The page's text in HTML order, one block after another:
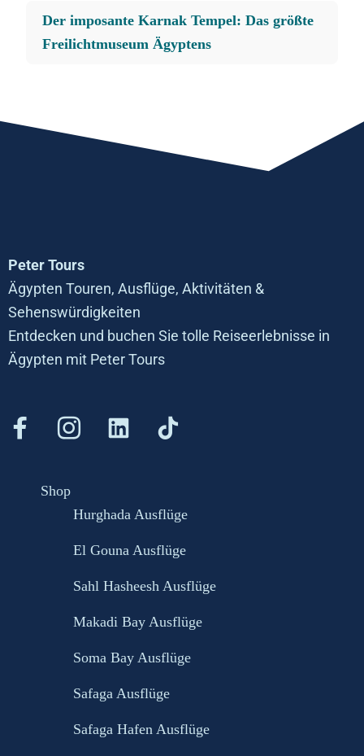
Der imposante Karnak Tempel: Das größte
Freilichtmuseum Ägyptens
Peter Tours
Ägypten Touren, Ausflüge, Aktivitäten &
Sehenswürdigkeiten
Entdecken und buchen Sie tolle Reiseerlebnisse in
Ägypten mit Peter Tours
Shop
Hurghada Ausflüge
El Gouna Ausflüge
Sahl Hasheesh Ausflüge
Makadi Bay Ausflüge
Soma Bay Ausflüge
Safaga Ausflüge
Safaga Hafen Ausflüge